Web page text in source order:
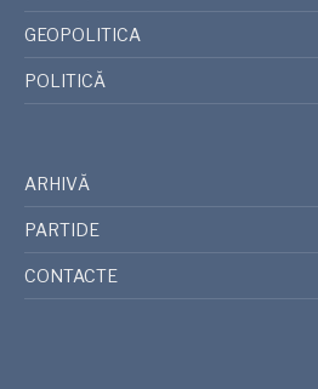
GEOPOLITICA
POLITICĂ
ARHIVĂ
PARTIDE
CONTACTE